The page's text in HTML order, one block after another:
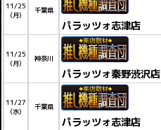
11/25
(月)
千葉県
パラッツォ志津店
11/25
(月)
神奈川
パラッツォ秦野渋沢店
11/27
(水)
千葉県
パラッツォ志津店